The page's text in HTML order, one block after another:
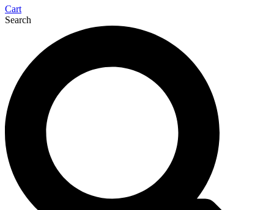
Cart
Search